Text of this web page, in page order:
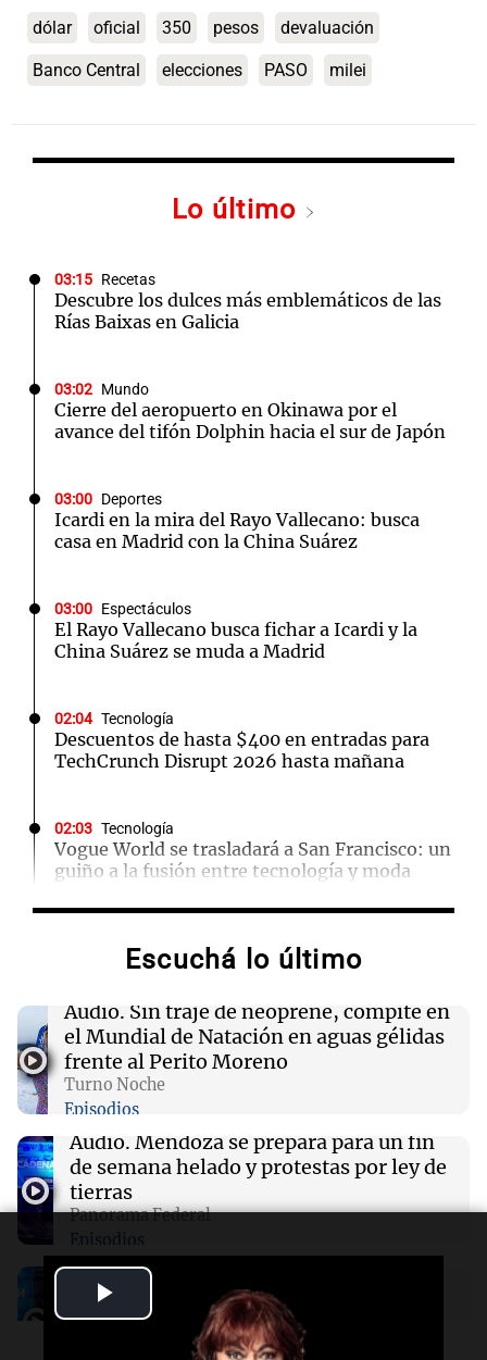
Video
dólar oficial 350 pesos devaluación
Banco Central elecciones PASO milei
Lo último
03:15 Recetas
Descubre los dulces más emblemáticos de las
Rías Baixas en Galicia
03:02 Mundo
Cierre del aeropuerto en Okinawa por el
avance del tifón Dolphin hacia el sur de Japón
03:00 Deportes
Icardi en la mira del Rayo Vallecano: busca
casa en Madrid con la China Suárez
03:00 Espectáculos
El Rayo Vallecano busca fichar a Icardi y la
China Suárez se muda a Madrid
02:04 Tecnología
Descuentos de hasta $400 en entradas para
TechCrunch Disrupt 2026 hasta mañana
02:03 Tecnología
Vogue World se trasladará a San Francisco: un
guiño a la fusión entre tecnología y moda
Laura Galván brilla en los Centroamericanos y
01:29 Ciencia
La fertilización podría depender del trabajo en
equipo de los espermatozoides, según un
estudio
01:24 Mundo
Tiroteo en escuela secundaria de Tailandia:
Escuchá lo último
Audio. Sin traje de neoprene, compite en
el Mundial de Natación en aguas gélidas
frente al Perito Moreno
Turno Noche
Episodios
Audio. Mendoza se prepara para un fin
de semana helado y protestas por ley de
tierras
Panorama Federal
Episodios
Audio.Río Gallegos enfrenta frío
intenso y movilizaciones contra el
kirchnerismo
Panorama Federal